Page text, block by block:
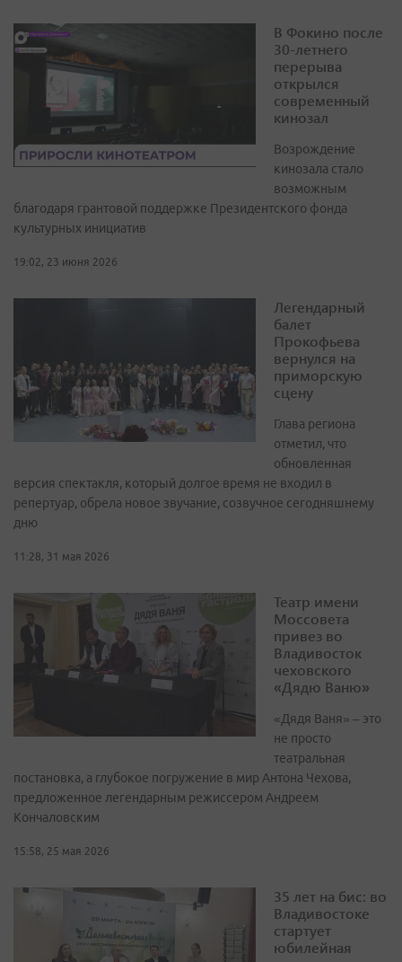
В Фокино после
30-летнего
перерыва
открылся
современный
кинозал
Возрождение
кинозала стало
возможным
благодаря грантовой поддержке Президентского фонда
культурных инициатив
19:02, 23 июня 2026
Легендарный
балет
Прокофьева
вернулся на
приморскую
сцену
Глава региона
отметил, что
обновленная
версия спектакля, который долгое время не входил в
репертуар, обрела новое звучание, созвучное сегодняшнему
дню
11:28, 31 мая 2026
Театр имени
Моссовета
привез во
Владивосток
чеховского
«Дядю Ваню»
«Дядя Ваня» – это
не просто
театральная
постановка, а глубокое погружение в мир Антона Чехова,
предложенное легендарным режиссером Андреем
Кончаловским
15:58, 25 мая 2026
35 лет на бис: во
Владивостоке
стартует
юбилейная